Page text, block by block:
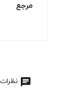
مرجع
نظرات